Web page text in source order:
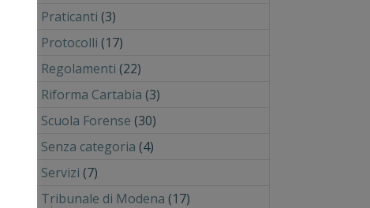
Praticanti (3)
Protocolli (17)
Regolamenti (22)
Riforma Cartabia (3)
Scuola Forense (30)
Senza categoria (4)
Servizi (7)
Tribunale di Modena (17)